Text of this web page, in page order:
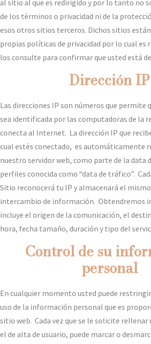
al sitio al que es redirigido y por lo tanto no
de los términos o privacidad ni de la
esos otros sitios terceros. Dichos sitios
propias políticas de privacidad por lo cual es
los consulte para confirmar que usted está
Dirección IP
Las direcciones IP son números que permite
sea identificada por las computadoras de la
conecta al Internet. La dirección IP que
cual estés conectado, es automáticamente
nuestro servidor web, como parte de la data
perfiles conocida como “data de tráfico”.
Sitio reconocerá tu IP y almacenará el
intercambio de información. Obtendremos
incluye el origen de la comunicación, el
hora, fecha tamaño, duración y tipo del
Control de su
personal
En cualquier momento usted puede
uso de la información personal que es
sitio web. Cada vez que se le solicite
el de alta de usuario, puede marcar o